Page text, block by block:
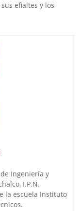
efialtes y los
Ingeniería y
I.P.N.
la escuela Instituto